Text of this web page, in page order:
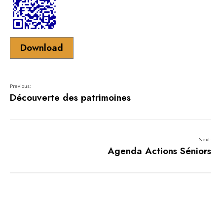
Download
Previous:
Découverte des patrimoines
Next:
Agenda Actions Séniors